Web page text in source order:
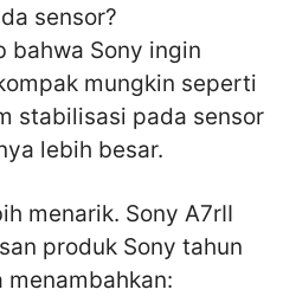
sensor?
bahwa Sony ingin
mungkin seperti
stabilisasi pada sensor
lebih besar.
menarik. Sony A7rII
produk Sony tahun
menambahkan: